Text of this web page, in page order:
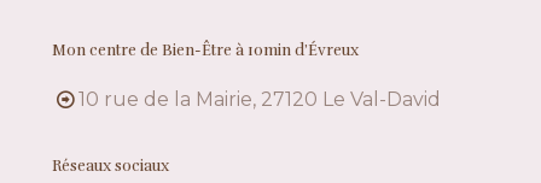
Mon centre de Bien-Être à 10min d’Évreux
10 rue de la Mairie, 27120 Le Val-David
Réseaux sociaux